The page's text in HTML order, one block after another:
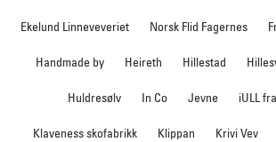
Ekelund Linneveveriet Norsk Flid Fagernes
Handmade by Heireth Hillestad
Huldresølv In Co Jevne iULL
Klaveness skofabrikk Klippan Krivi Vev